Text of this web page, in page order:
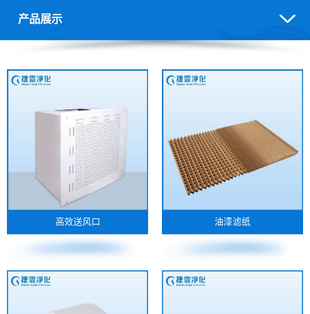
产品展示
高效送风口 油漆滤纸